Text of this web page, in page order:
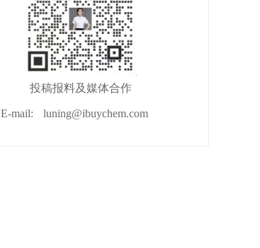
投稿报料及媒体合作
E-mail: luning@ibuychem.com